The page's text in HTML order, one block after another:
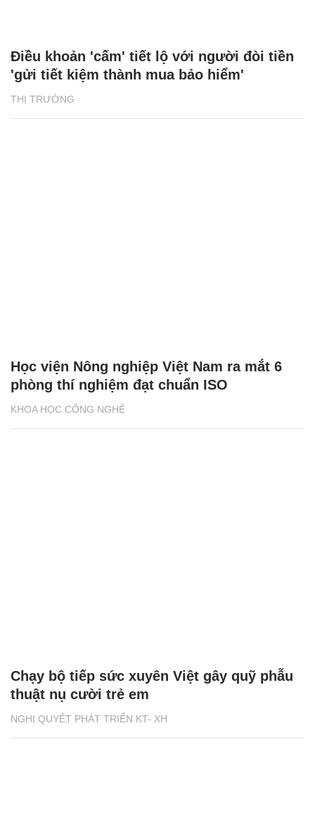
THỊ TRƯỜNG
Điều khoản 'cấm' tiết lộ với người đòi tiền
'gửi tiết kiệm thành mua bảo hiểm'
KHOA HỌC CÔNG NGHỆ
Học viện Nông nghiệp Việt Nam ra mắt 6
phòng thí nghiệm đạt chuẩn ISO
NGHỊ QUYẾT PHÁT TRIỂN KT- XH
Chạy bộ tiếp sức xuyên Việt gây quỹ phẫu
thuật nụ cười trẻ em